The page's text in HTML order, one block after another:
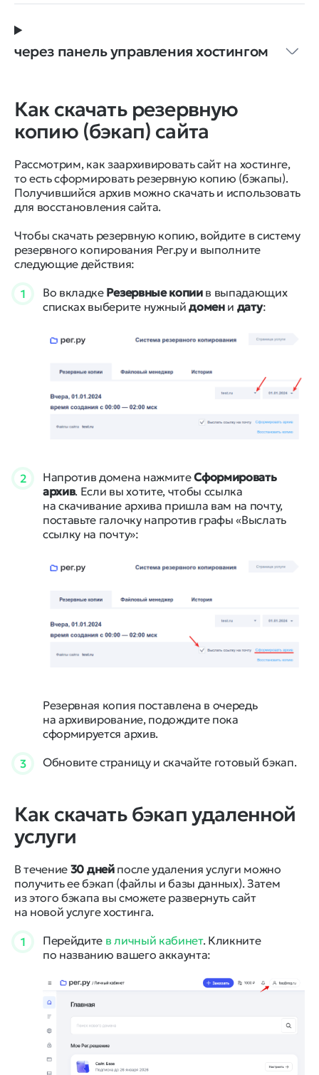
через панель управления хостингом
Как скачать резервную
копию (бэкап) сайта
Рассмотрим, как заархивировать сайт на хостинге,
то есть сформировать резервную копию (бэкапы).
Получившийся архив можно скачать и использовать
для восстановления сайта.
Чтобы скачать резервную копию, войдите в систему
резервного копирования Рег.ру и выполните
следующие действия:
1 Во вкладке Резервные копиив выпадающих
списках выберите нужныйдомени дату:
2 Напротив домена нажмитеСформировать
архив. Если вы хотите, чтобы ссылка
на скачивание архива пришла вам на почту,
поставьте галочку напротив графы «Выслать
ссылку на почту»:
Резервная копия поставлена в очередь
на архивирование, подождите пока
сформируется архив.
3 Обновите страницу и скачайте готовый бэкап.
Как скачать бэкап удаленной
услуги
В течение 30 днейпосле удаления услуги можно
получить ее бэкап (файлы и базы данных). Затем
из этого бэкапа вы сможете развернуть сайт
на новой услуге хостинга.
1 Перейдите в личный кабинет. Кликните
по названию вашего аккаунта: